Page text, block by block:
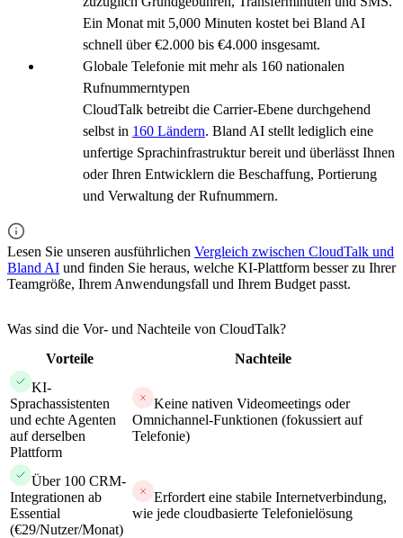
Ein Monat mit 5,000 Minuten kostet bei Bland AI
schnell über €2.000 bis €4.000 insgesamt.
Globale Telefonie mit mehr als 160 nationalen
Rufnummerntypen
CloudTalk betreibt die Carrier-Ebene durchgehend
selbst in 160 Ländern. Bland AI stellt lediglich eine
unfertige Sprachinfrastruktur bereit und überlässt Ihnen
oder Ihren Entwicklern die Beschaffung, Portierung
und Verwaltung der Rufnummern.
Lesen Sie unseren ausführlichen Vergleich zwischen CloudTalk und
Bland AI und finden Sie heraus, welche KI-Plattform besser zu Ihrer
Teamgröße, Ihrem Anwendungsfall und Ihrem Budget passt.
Was sind die Vor- und Nachteile von CloudTalk?
Vorteile
Nachteile
KI-
Sprachassistenten
und echte Agenten
auf derselben
Plattform
Keine nativen Videomeetings oder
Omnichannel-Funktionen (fokussiert auf
Telefonie)
Über 100 CRM-
Integrationen ab
Essential
(€29/Nutzer/Monat)
Erfordert eine stabile Internetverbindung,
wie jede cloudbasierte Telefonielösung